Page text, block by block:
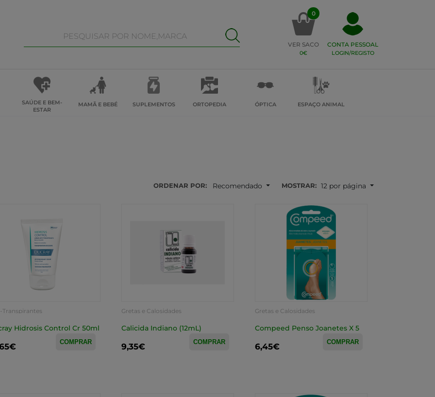
0
VER SACO
0€
CONTA PESSOAL
LOGIN/REGISTO
SAÚDE E BEM-
ESTAR
MAMÃ E BEBÉ SUPLEMENTOS ORTOPEDIA ÓPTICA ESPAÇO ANIMAL
ORDENAR POR: Recomendado MOSTRAR: 12 por página
Transpirantes
Hidrosis Control Cr 50ml
COMPRAR
Gretas e Calosidades
Calicida Indiano (12mL)
9,35€ COMPRAR
Gretas e Calosidades
Compeed Penso Joanetes X 5
6,45€ COMPRAR